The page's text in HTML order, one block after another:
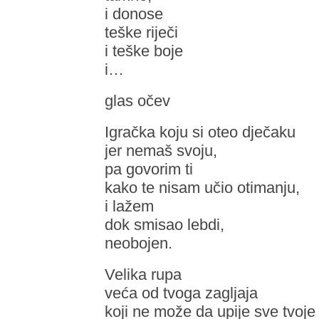
i donose
teške riječi
i teške boje
i…
glas očev
Igračka koju si oteo dječaku
jer nemaš svoju,
pa govorim ti
kako te nisam učio otimanju,
i lažem
dok smisao lebdi,
neobojen.
Velika rupa
veća od tvoga zagljaja
koji ne može da upije sve